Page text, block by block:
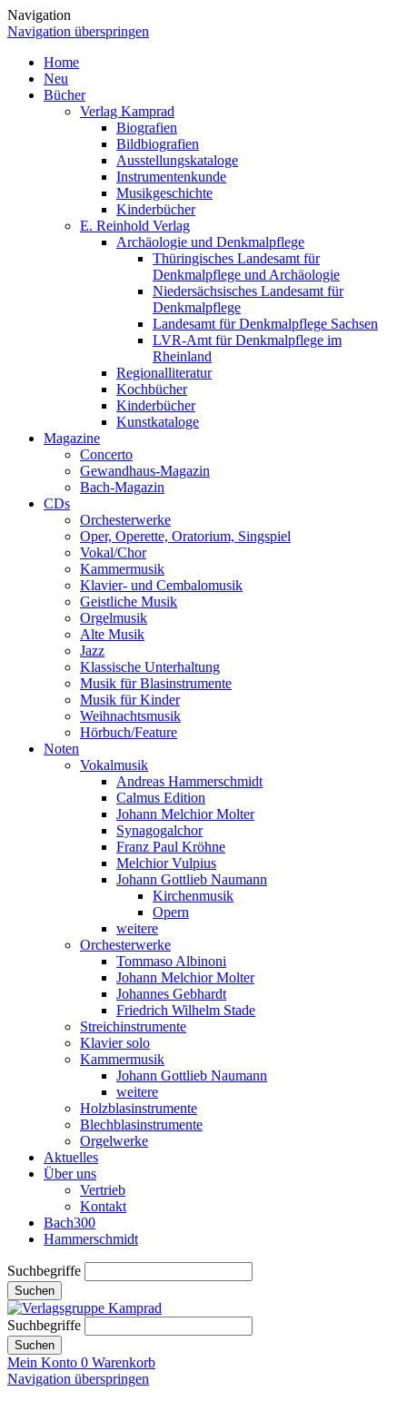
Navigation
Navigation überspringen
Home
Neu
Bücher
Verlag Kamprad
Biografien
Bildbiografien
Ausstellungskataloge
Instrumentenkunde
Musikgeschichte
Kinderbücher
E. Reinhold Verlag
Archäologie und Denkmalpflege
Thüringisches Landesamt für
Denkmalpflege und Archäologie
Niedersächsisches Landesamt für
Denkmalpflege
Landesamt für Denkmalpflege Sachsen
LVR-Amt für Denkmalpflege im
Rheinland
Regionalliteratur
Kochbücher
Kinderbücher
Kunstkataloge
Magazine
Concerto
Gewandhaus-Magazin
Bach-Magazin
CDs
Orchesterwerke
Oper, Operette, Oratorium, Singspiel
Vokal/Chor
Kammermusik
Klavier- und Cembalomusik
Geistliche Musik
Orgelmusik
Alte Musik
Jazz
Klassische Unterhaltung
Musik für Blasinstrumente
Musik für Kinder
Weihnachtsmusik
Hörbuch/Feature
Noten
Vokalmusik
Andreas Hammerschmidt
Calmus Edition
Johann Melchior Molter
Synagogalchor
Franz Paul Kröhne
Melchior Vulpius
Johann Gottlieb Naumann
Kirchenmusik
Opern
weitere
Orchesterwerke
Tommaso Albinoni
Johann Melchior Molter
Johannes Gebhardt
Friedrich Wilhelm Stade
Streichinstrumente
Klavier solo
Kammermusik
Johann Gottlieb Naumann
weitere
Holzblasinstrumente
Blechblasinstrumente
Orgelwerke
Aktuelles
Über uns
Vertrieb
Kontakt
Bach300
Hammerschmidt
Suchbegriffe
Suchen
Suchbegriffe
Suchen
Mein Konto 0 Warenkorb
Navigation überspringen